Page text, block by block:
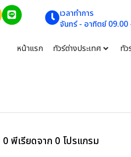
เวลาทำการ
จันทร์ - อาทิตย์ 09.00
หน้าแรก ทัวร์ต่างประเทศ ทั
0 พีเรียดจาก 0 โปรแกรม